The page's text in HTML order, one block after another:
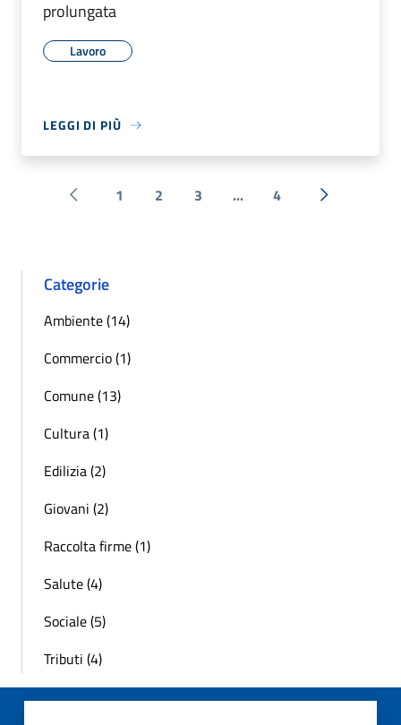
prolungata
Lavoro
LEGGI DI PIÙ
Pagina precedente
1 2 3 ... 4 Successiva
Categorie
Ambiente (14)
Commercio (1)
Comune (13)
Cultura (1)
Edilizia (2)
Giovani (2)
Raccolta firme (1)
Salute (4)
Sociale (5)
Tributi (4)